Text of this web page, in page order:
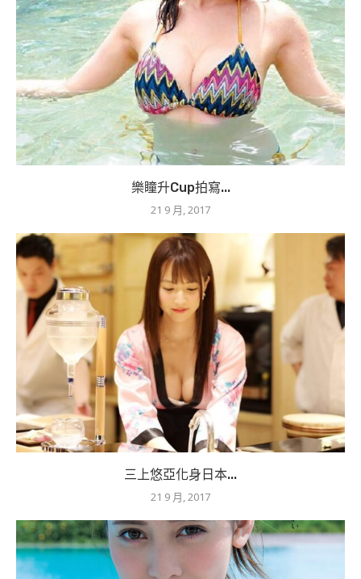
樂瞳升Cup拍寫...
21 9 月, 2017
三上悠亞化身日本...
21 9 月, 2017